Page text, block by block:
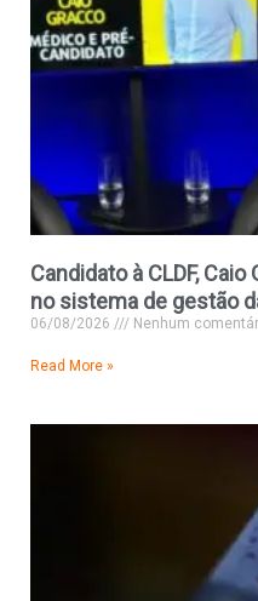
Candidato à CLDF,
no sistema de gestão
06/08/2026 Nenhum
Read More »